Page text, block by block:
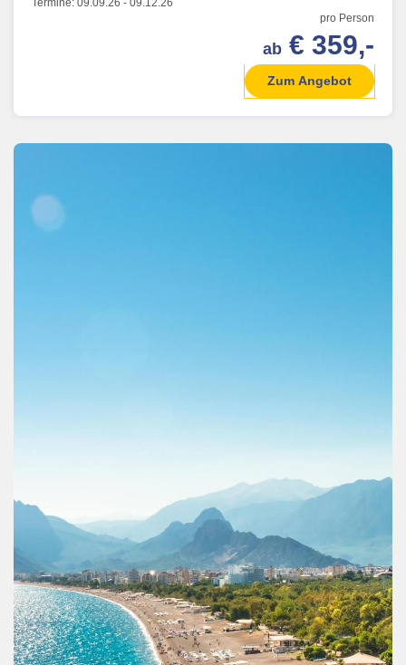
Termine: 09.09.26 - 09.12.26
pro Person
ab € 359,-
Zum Angebot